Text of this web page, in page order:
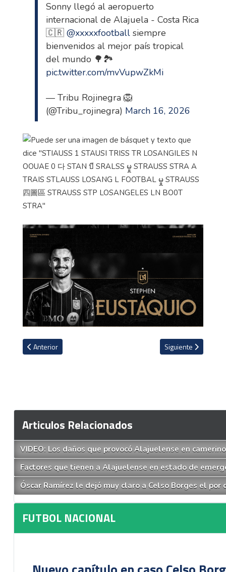
Sonny llegó al aeropuerto
internacional de Alajuela - Costa Rica
🇨🇷@xxxxxfootball siempre
bienvenidos al mejor país tropical
del mundo 🌳🏞️
pic.twitter.com/mvVupwZkMi
— Tribu Rojinegra 🦁
(@Tribu_rojinegra) March 16, 2026
Artículo anterior: VIDEO: En medio de ilusión brumosa Amarini
Anterior Artículo siguiente:
Siguiente
Articulos Relacionados
VIDEO: Los daños que provocó Alajuelense en
Factores que tienen a Alajuelense en estado de
Óscar Ramírez le dejó muy claro a Celso Borges el
FUTBOL NACIONAL